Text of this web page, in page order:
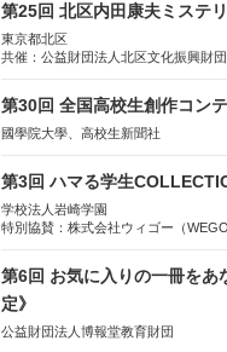
第25回 北区内田康夫ミステ
東京都北区
共催：公益財団法人北区文化振興財団
協賛：株式会社実業之日本社
第30回 全国高校生創作コン
國學院大學、高校生新聞社
第3回 ハマる学生
学校法人岩崎学園
特別協賛：株式会社ウィゴー（WEGO
第6回 お気に入りの一冊をあ
定》
公益財団法人博報堂教育財団